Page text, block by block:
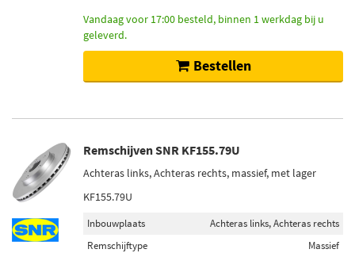
Vandaag voor 17:00 besteld, binnen 1 werkdag bij u
geleverd.
Bestellen
Remschijven SNR KF155.79U
Achteras links, Achteras rechts, massief, met lager
KF155.79U
Inbouwplaats
Achteras links, Achteras rechts
Remschijftype
Massief